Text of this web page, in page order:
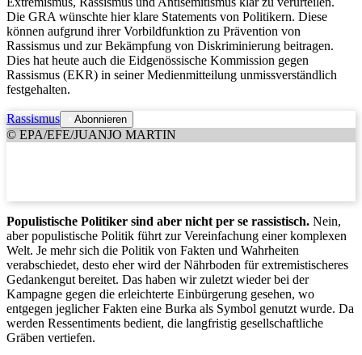
Die GRA wünschte hier klare Statements von Politikern. Diese
können aufgrund ihrer Vorbildfunktion zu Prävention von
Rassismus und zur Bekämpfung von Diskriminierung beitragen.
Dies hat heute auch die Eidgenössische Kommission gegen
Rassismus (EKR) in seiner Medienmitteilung unmissverständlich
festgehalten.
Rassismus Abonnieren
© EPA/EFE/JUANJO MARTIN
Populistische Politiker sind aber nicht per se rassistisch. Nein,
aber populistische Politik führt zur Vereinfachung einer komplexen
Welt. Je mehr sich die Politik von Fakten und Wahrheiten
verabschiedet, desto eher wird der Nährboden für extremistischeres
Gedankengut bereitet. Das haben wir zuletzt wieder bei der
Kampagne gegen die erleichterte Einbürgerung gesehen, wo
entgegen jeglicher Fakten eine Burka als Symbol genutzt wurde. Da
werden Ressentiments bedient, die langfristig gesellschaftliche
Gräben vertiefen.